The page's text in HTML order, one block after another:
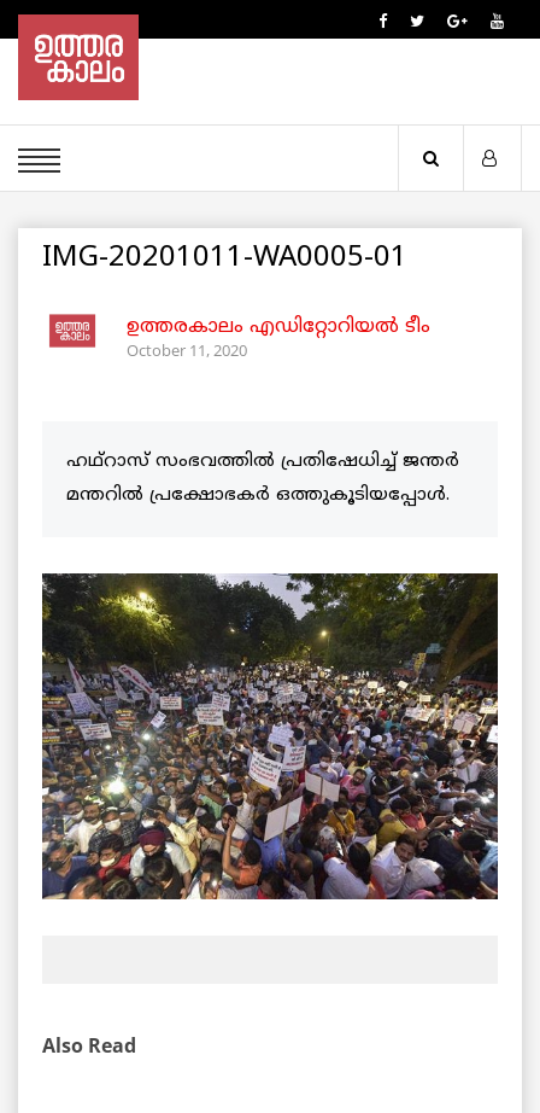
IMG-20201011-WA0005-01
ഉത്തരകാലം എഡിറ്റോറിയല്‍ ടീം
October 11, 2020
ഹഥ്‌റാസ് സംഭവത്തിൽ പ്രതിഷേധിച്ച് ജന്തർ
മന്തറിൽ പ്രക്ഷോഭകർ ഒത്തുകൂടിയപ്പോൾ.
Also Read